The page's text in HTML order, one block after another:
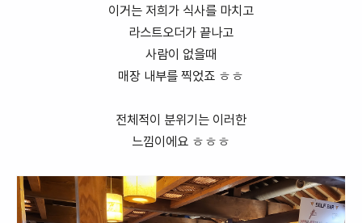
이거는 저희가 식사를 마치고
라스트오더가 끝나고
사람이 없을때
매장 내부를 찍었죠 ㅎㅎ
전체적이 분위기는 이러한
느낌이에요 ㅎㅎㅎ